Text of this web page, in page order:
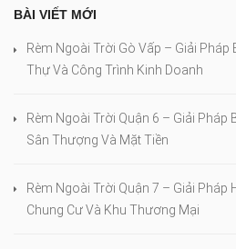
BÀI VIẾT MỚI
Rèm Ngoài Trời Gò Vấp – Giải Pháp
Thự Và Công Trình Kinh Doanh
Rèm Ngoài Trời Quận 6 – Giải Pháp
Sân Thượng Và Mặt Tiền
Rèm Ngoài Trời Quận 7 – Giải Pháp
Chung Cư Và Khu Thương Mại